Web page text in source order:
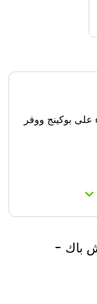
بوكينج ووفر
باك -